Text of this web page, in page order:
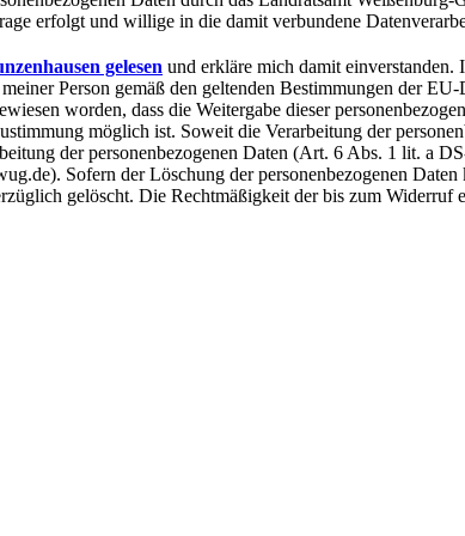
erfolgt und willige in die damit verbundene
gelesen und erkläre mich damit einverstanden.
Person gemäß den geltenden Bestimmungen der
worden, dass die Weitergabe dieser
möglich ist. Soweit die Verarbeitung der
der personenbezogenen Daten (Art. 6 Abs. 1 lit. a
Sofern der Löschung der personenbezogenen
gelöscht. Die Rechtmäßigkeit der bis zum